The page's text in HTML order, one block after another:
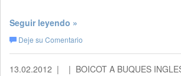
Seguir leyendo »
Deje su Comentario
13.02.2012 | | BOICOT A BUQUES